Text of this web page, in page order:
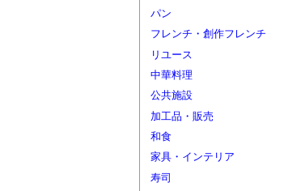
パン
フレンチ・創作フレンチ
リユース
中華料理
公共施設
加工品・販売
和食
家具・インテリア
寿司